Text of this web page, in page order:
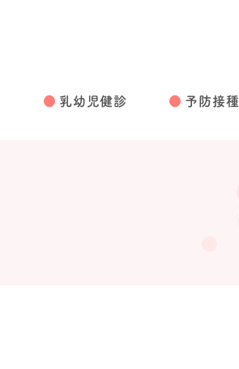
乳幼児健診 予防接種